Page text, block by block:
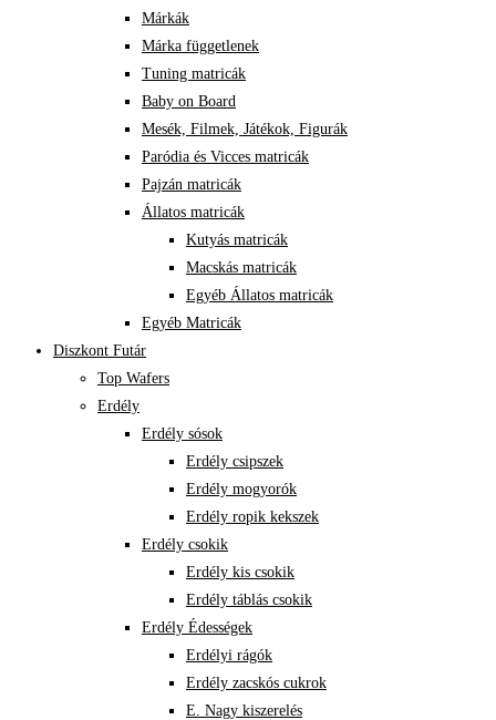
Márkák
Márka függetlenek
Tuning matricák
Baby on Board
Mesék, Filmek, Játékok, Figurák
Paródia és Vicces matricák
Pajzán matricák
Állatos matricák
Kutyás matricák
Macskás matricák
Egyéb Állatos matricák
Egyéb Matricák
Diszkont Futár
Top Wafers
Erdély
Erdély sósok
Erdély csipszek
Erdély mogyorók
Erdély ropik kekszek
Erdély csokik
Erdély kis csokik
Erdély táblás csokik
Erdély Édességek
Erdélyi rágók
Erdély zacskós cukrok
E. Nagy kiszerelés